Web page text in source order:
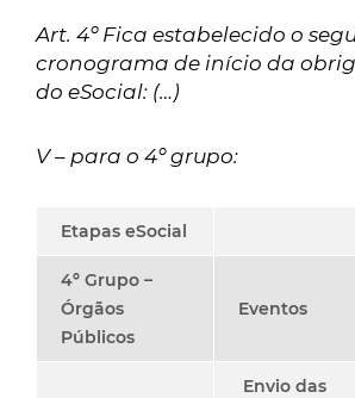
Art. 4º Fica estabelecido o
cronograma de início da
do eSocial: (…)
V – para o 4º grupo:
Etapas eSocial
4º Grupo –
Órgãos
Públicos
Eventos
Envio das